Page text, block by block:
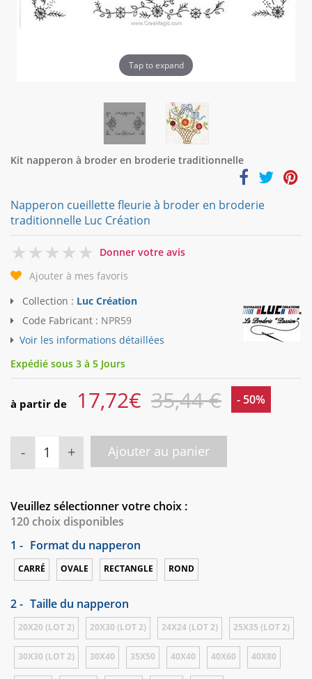
Tap to expand
Kit napperon à broder en broderie traditionnelle
Napperon cueillette fleurie à broder en broderie
traditionnelle Luc Création
0
Donner votre avis
Ajouter à mes favoris
Collection : Luc Création
Code Fabricant : NPR59
Voir les informations détaillées
Expédié sous 3 à 5 Jours
à partir de 17,72€ 35,44 € - 50%
- + Ajouter au panier
Veuillez sélectionner votre choix :
120 choix disponibles
1 - Format du napperon
CARRÉ OVALE RECTANGLE ROND
2 - Taille du napperon
20X20 (LOT 2) 20X30 (LOT 2) 24X24 (LOT 2) 25X35 (LOT 2)
30X30 (LOT 2) 30X40 35X50 40X40 40X60 40X80